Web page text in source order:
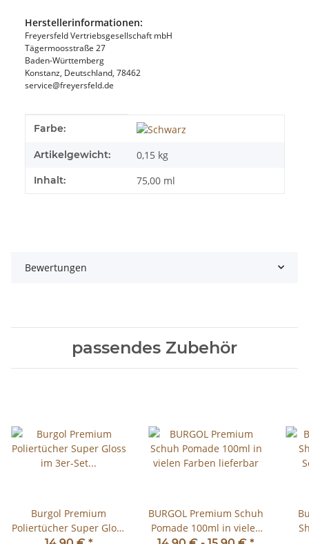
Herstellerinformationen:
Freyersfeld Vertriebsgesellschaft mbH
Tägermoosstraße 27
Baden-Württemberg
Konstanz, Deutschland, 78462
service@freyersfeld.de
Produkteigenschaft
Wert
Farbe:
Artikelgewicht: 0,15 kg
Inhalt: 75,00 ml
Bewertungen
passendes Zubehör
Burgol Premium
Poliertücher Super Gloss
BURGOL Premium Schuh
Pomade 100ml in vielen